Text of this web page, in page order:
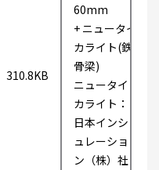
310.8KB
60mm
+ ニュータイ
カライト(鉄
骨梁)
ニュータイ
カライト：
日本インシ
ュレーショ
ン（株）社